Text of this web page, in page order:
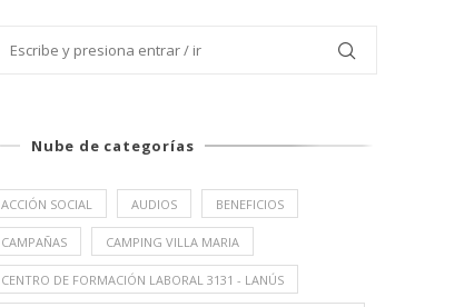
Nube de categorías
ACCIÓN SOCIAL AUDIOS BENEFICIOS
CAMPAÑAS CAMPING VILLA MARIA
CENTRO DE FORMACIÓN LABORAL 3131 - LANÚS